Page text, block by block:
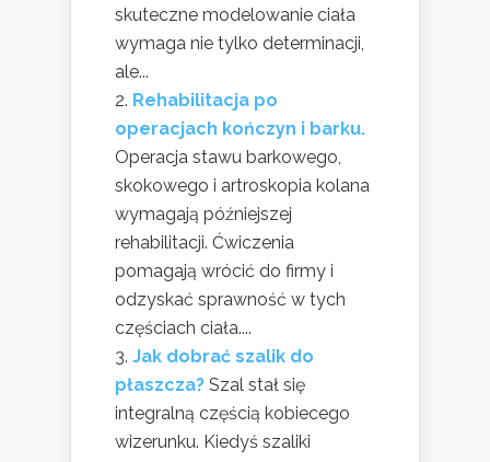
skuteczne modelowanie ciała
wymaga nie tylko determinacji,
ale...
Rehabilitacja po
operacjach kończyn i barku.
Operacja stawu barkowego,
skokowego i artroskopia kolana
wymagają późniejszej
rehabilitacji. Ćwiczenia
pomagają wrócić do firmy i
odzyskać sprawność w tych
częściach ciała....
Jak dobrać szalik do
płaszcza? Szal stał się
integralną częścią kobiecego
wizerunku. Kiedyś szaliki